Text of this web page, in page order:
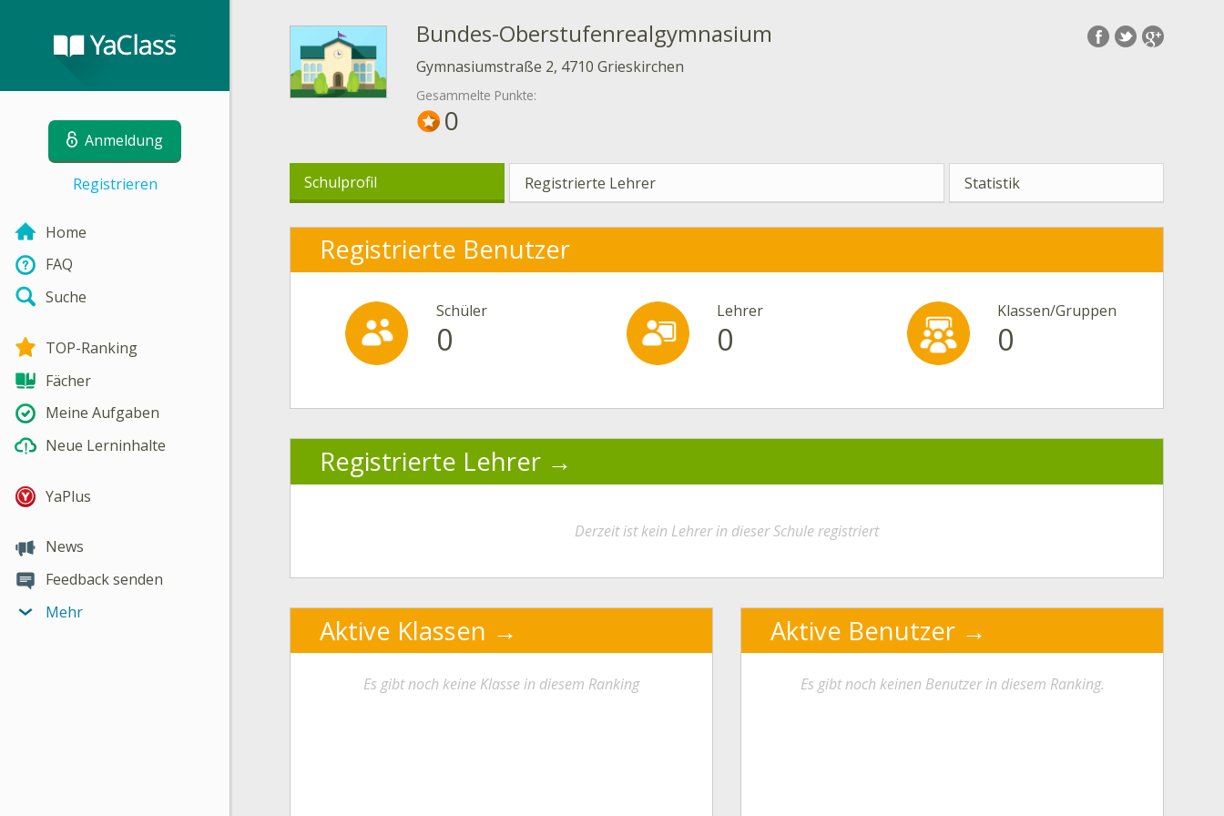
Anmeldung
Registrieren
Home
FAQ
Suche
TOP-Ranking
Fächer
Meine Aufgaben
Neue Lerninhalte
YaPlus
News
Feedback senden
Mehr
Bundes-Oberstufenrealgymnasium
Gymnasiumstraße 2, 4710 Grieskirchen
Gesammelte Punkte:
0
Schulprofil Registrierte Lehrer Statistik
Registrierte Benutzer
Schüler
0
Lehrer
0
Klassen/Gruppen
0
Registrierte Lehrer
Derzeit ist kein Lehrer in dieser Schule registriert
Aktive Klassen
Es gibt noch keine Klasse in diesem Ranking
Aktive Benutzer
Es gibt noch keinen Benutzer in diesem Ranking.